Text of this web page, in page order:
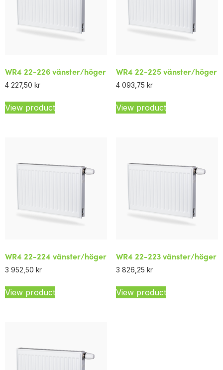
WR4 22-226 vänster/höger
4 227,50 kr
View product
WR4 22-225 vänster/höger
4 093,75 kr
View product
WR4 22-224 vänster/höger
3 952,50 kr
View product
WR4 22-223 vänster/höger
3 826,25 kr
View product